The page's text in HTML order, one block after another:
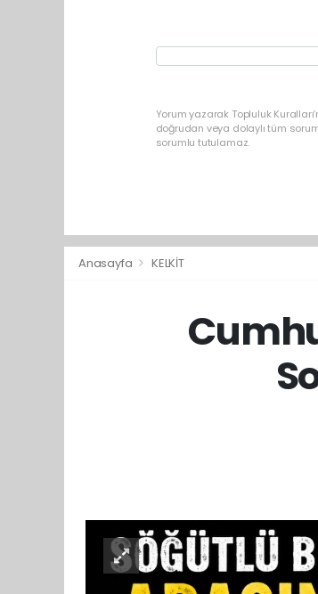
Yorum yazarak Topluluk
doğrudan veya dolaylı tüm
sorumlu tutulamaz.
Anasayfa KELKİT